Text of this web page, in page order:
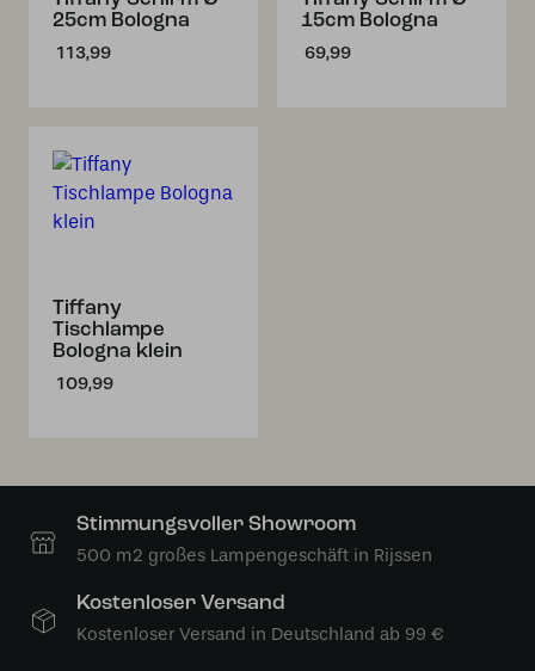
25cm Bologna
113,99
15cm Bologna
69,99
Tiffany
Tischlampe
Bologna klein
109,99
Stimmungsvoller Showroom
500 m2 großes Lampengeschäft in Rijssen
Kostenloser Versand
Kostenloser Versand in Deutschland ab 99 €